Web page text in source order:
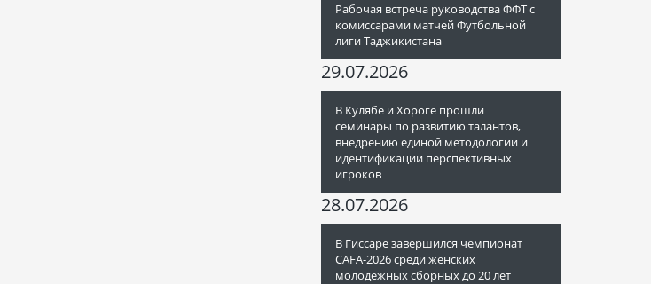
Рабочая встреча руководства ФФТ с
комиссарами матчей Футбольной
лиги Таджикистана
29.07.2026
В Кулябе и Хороге прошли
семинары по развитию талантов,
внедрению единой методологии и
идентификации перспективных
игроков
28.07.2026
В Гиссаре завершился чемпионат
CAFA-2026 среди женских
молодежных сборных до 20 лет